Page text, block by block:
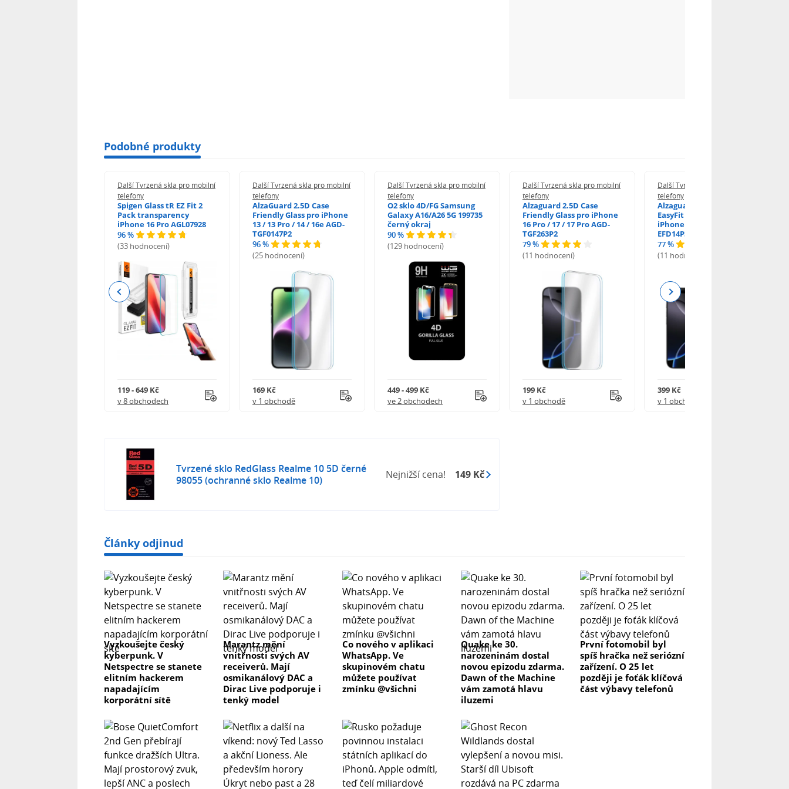
Podobné produkty
Další Tvrzená skla pro mobilní
telefony
Spigen Glass tR EZ Fit 2
Pack transparency
iPhone 16 Pro AGL07928
96 %
(33 hodnocení)
119 - 649 Kč
v 8 obchodech
Další Tvrzená skla pro mobilní
telefony
AlzaGuard 2.5D Case
Friendly Glass pro iPhone
13 / 13 Pro / 14 / 16e AGD-
TGF0147P2
96 %
(25 hodnocení)
169 Kč
v 1 obchodě
Další Tvrzená skla pro mobilní
telefony
O2 sklo 4D/FG Samsung
Galaxy A16/A26 5G 199735
černý okraj
90 %
(129 hodnocení)
449 - 499 Kč
ve 2 obchodech
Další Tvrzená skla pro mobilní
telefony
Alzaguard 2.5D Case
Friendly Glass pro iPhone
16 Pro / 17 / 17 Pro AGD-
TGF263P2
79 %
(11 hodnocení)
199 Kč
v 1 obchodě
Další Tvrzená skla pro mobilní
telefony
Alzaguard 2.5D Glass
EasyFit DustFree pro
iPhone 16 Pro / 17 AGD-
EFD14P3
77 %
(11 hodnocení)
399 Kč
v 1 obchodě
Previous Next
Tvrzené sklo RedGlass Realme 10 5D černé
98055 (ochranné sklo Realme 10)
Nejnižší cena! 149 Kč
Články odjinud
Vyzkoušejte český
kyberpunk. V
Netspectre se stanete
elitním hackerem
napadajícím
korporátní sítě
Marantz mění
vnitřnosti svých AV
receiverů. Mají
osmikanálový DAC a
Dirac Live podporuje i
tenký model
Co nového v aplikaci
WhatsApp. Ve
skupinovém chatu
můžete používat
zmínku @všichni
Quake ke 30.
narozeninám dostal
novou epizodu zdarma.
Dawn of the Machine
vám zamotá hlavu
iluzemi
První fotomobil byl
spíš hračka než seriózní
zařízení. O 25 let
později je foťák klíčová
část výbavy telefonů